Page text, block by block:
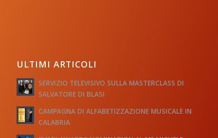
ULTIMI ARTICOLI
SERVIZIO TELEVISIVO SULLA MASTERCLASS DI
SALVATORE DI BLASI
CAMPAGNA DI ALFABETIZZAZIONE MUSICALE IN
CALABRIA